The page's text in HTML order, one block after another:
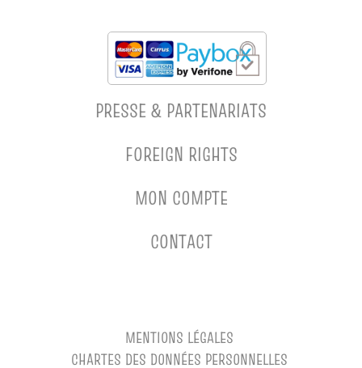
PRESSE & PARTENARIATS
FOREIGN RIGHTS
MON COMPTE
CONTACT
MENTIONS LÉGALES
CHARTES DES DONNÉES PERSONNELLES